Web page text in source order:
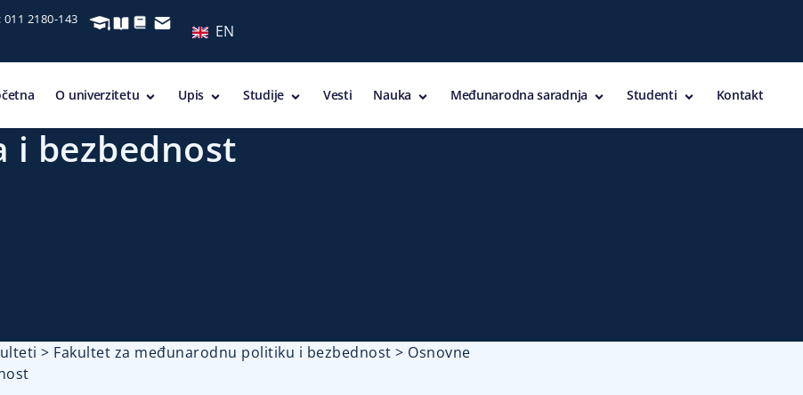
2180-143
EN
O univerzitetu Upis Studije Vesti Nauka Međunarodna saradnja Studenti Kontakt
bezbednost
> Fakultet za međunarodnu politiku i bezbednost > Osnovne